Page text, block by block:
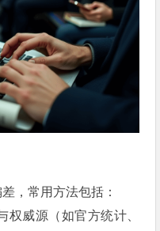
，常用方法包括：
权威源（如官方统计、